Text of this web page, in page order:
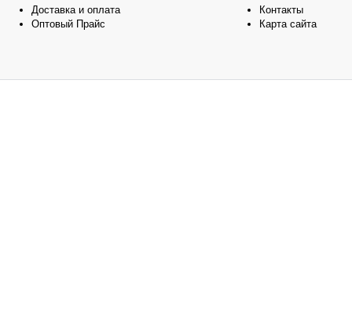
Доставка и оплата
Оптовый Прайс
Контакты
Карта сайта